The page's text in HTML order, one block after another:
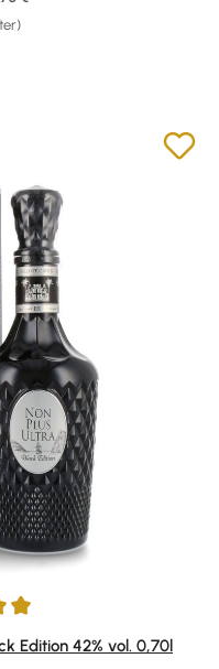
von 5 Sternen
Edition 42% vol. 0,70l